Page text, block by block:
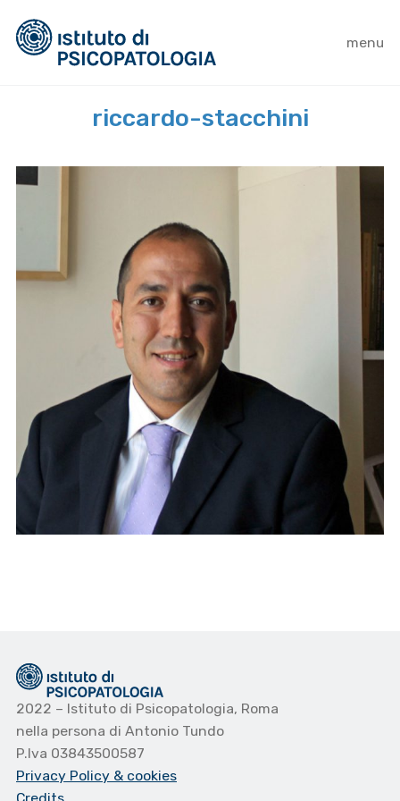
menu
riccardo-stacchini
2022 – Istituto di Psicopatologia, Roma
nella persona di Antonio Tundo
P.Iva 03843500587
Privacy Policy & cookies